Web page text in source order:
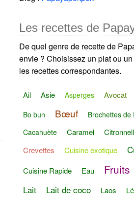
Les recettes de
De quel genre de recette de
envie ? Choisissez un plat ou
les recettes correspondantes.
Ail Asie Asperges Avocat
Bo bun
Bœuf Brochettes de
Cacahuète
Caramel
Crevettes
Cuisine exotique
Cuisine Rapide Eau Fruits
Lait Lait de coco Laos